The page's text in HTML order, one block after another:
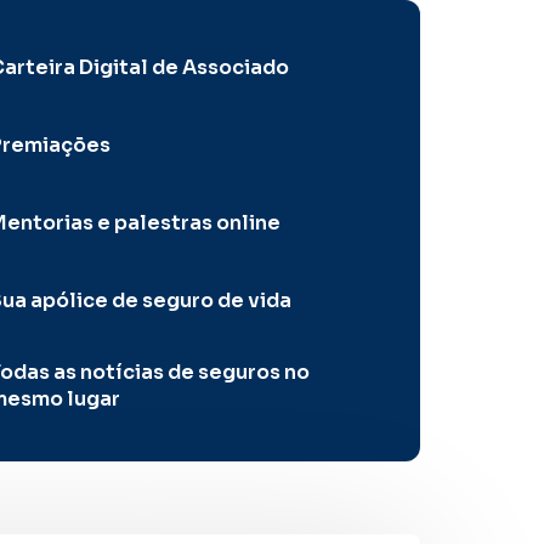
Digital de Associado
e palestras online
apólice de seguro de vida
as notícias de seguros no
lugar